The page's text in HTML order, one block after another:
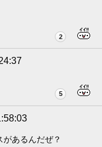
2
5
あるんだぜ？